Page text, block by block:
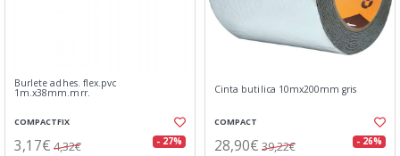
Burlete adhes. flex.pvc
1m.x38mm.mrr.
COMPACTFIX
3,17€ 4,32€ - 27%
Cinta butilica 10mx200mm gris
COMPACT
28,90€ 39,22€ - 26%